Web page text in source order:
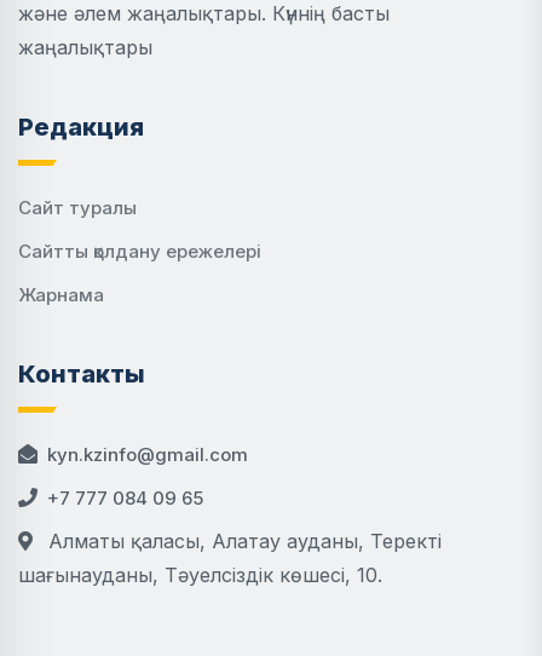
және әлем жаңалықтары. Күннің басты
жаңалықтары
Редакция
Сайт туралы
Сайтты қолдану ережелері
Жарнама
Контакты
kyn.kzinfo@gmail.com
+7 777 084 09 65
Алматы қаласы, Алатау ауданы, Теректі
шағынауданы, Тәуелсіздік көшесі, 10.